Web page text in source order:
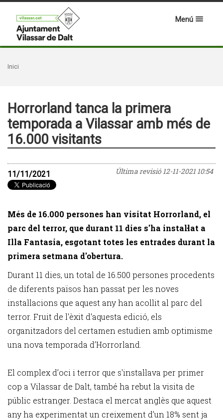
Menú
Inici
Horrorland tanca la primera
temporada a Vilassar amb més de
16.000 visitants
Última revisió12-11-2021 10:54
11/11/2021
Més de 16.000 persones han visitat Horrorland, el
parc del terror, que durant 11 dies s'ha instal·lat a
Illa Fantasia, esgotant totes les entrades durant la
primera setmana d'obertura.
Durant 11 dies, un total de 16.500 persones procedents
de diferents països han passat per les noves
instal·lacions que aquest any han acollit al parc del
terror. Fruit de l'èxit d'aquesta edició, els
organitzadors del certamen estudien amb optimisme
una nova temporada d’Horrorland.
El complex d’oci i terror que s'instal·lava per primer
cop a Vilassar de Dalt, també ha rebut la visita de
públic estranger. Destaca el mercat anglès que aquest
any ha experimentat un creixement d’un 18% sent ja